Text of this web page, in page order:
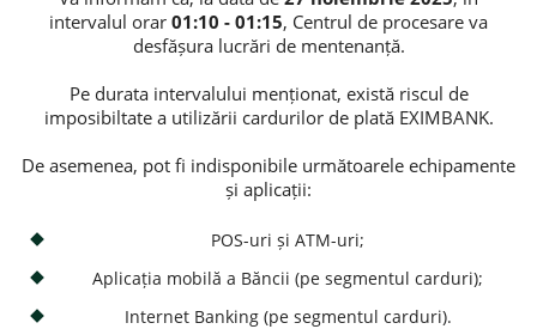
Потребительские кредиты
Ипотечные кредиты
intervalul orar 01:10 - 01:15, Centrul de procesare va
desfășura lucrări de mentenanță.
Pe durata intervalului menționat, există riscul de
imposibiltate a utilizării cardurilor de plată EXIMBANK.
De asemenea, pot fi indisponibile următoarele echipamente
și aplicații:
POS-uri și ATM-uri;
Aplicația mobilă a Băncii (pe segmentul carduri);
Internet Banking (pe segmentul carduri).